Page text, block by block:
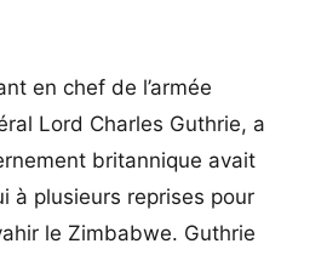
en chef de l’armée
Lord Charles Guthrie, a
britannique avait
à plusieurs reprises pour
le Zimbabwe. Guthrie